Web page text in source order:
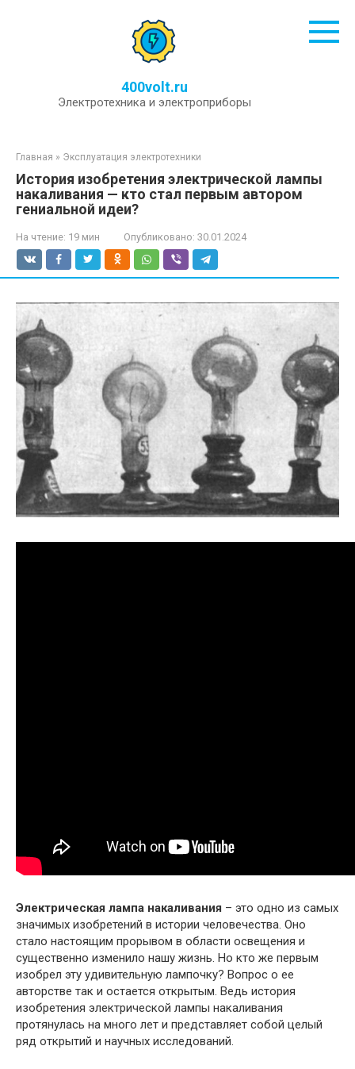
400volt.ru
Электротехника и электроприборы
Главная » Эксплуатация электротехники
История изобретения электрической лампы
накаливания — кто стал первым автором
гениальной идеи?
На чтение: 19 мин Опубликовано: 30.01.2024
Электрическая лампа накаливания – это одно из самых
значимых изобретений в истории человечества. Оно
стало настоящим прорывом в области освещения и
существенно изменило нашу жизнь. Но кто же первым
изобрел эту удивительную лампочку? Вопрос о ее
авторстве так и остается открытым. Ведь история
изобретения электрической лампы накаливания
протянулась на много лет и представляет собой целый
ряд открытий и научных исследований.